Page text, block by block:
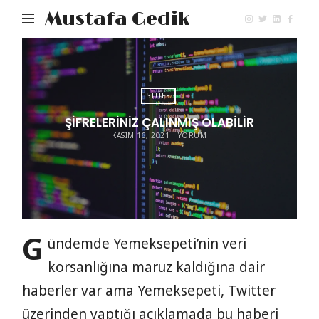
Mustafa Gedik
STUFF
ŞIFRELERINIZ ÇALINMIŞ OLABILIR
KASIM 16, 2021 YORUM
G ündemde Yemeksepeti’nin veri
korsanlığına maruz kaldığına dair
haberler var ama Yemeksepeti, Twitter
üzerinden yaptığı açıklamada bu haberi